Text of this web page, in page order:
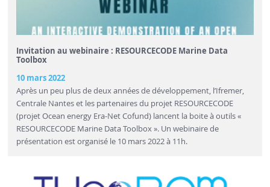
Invitation au webinaire : RESOURCECODE Marine Data
Toolbox
10 mars 2022
Après un peu plus de deux années de développement, l’Ifremer,
Centrale Nantes et les partenaires du projet RESOURCECODE
(projet Ocean energy Era-Net Cofund) lancent la boite à outils «
RESOURCECODE Marine Data Toolbox ». Un webinaire de
présentation est organisé le 10 mars 2022 à 11h.